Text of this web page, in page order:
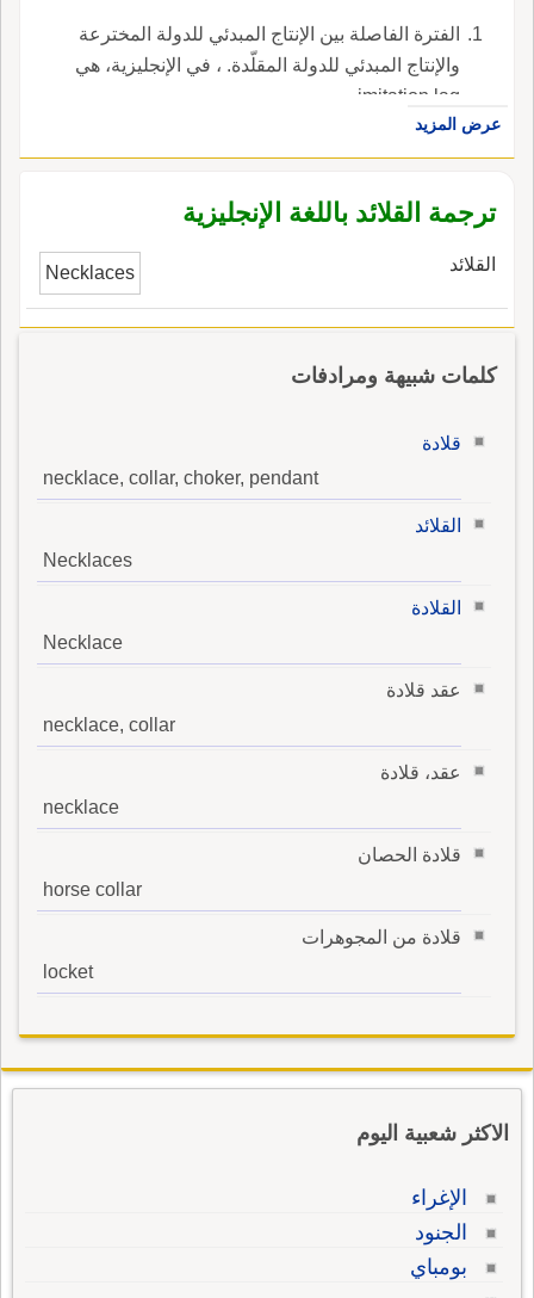
الفترة الفاصلة بين الإنتاج المبدئي للدولة المخترعة
والإنتاج المبدئي للدولة المقلّدة. ، في الإنجليزية، هي
imitation lag.
عرض المزيد
ترجمة القلائد باللغة الإنجليزية
القلائد Necklaces
كلمات شبيهة ومرادفات
قلادة
necklace, collar, choker, pendant
القلائد
Necklaces
القلادة
Necklace
عقد قلادة
necklace, collar
عقد، قلادة
necklace
قلادة الحصان
horse collar
قلادة من المجوهرات
locket
الاكثر شعبية اليوم
الإغراء
الجنود
بومباي